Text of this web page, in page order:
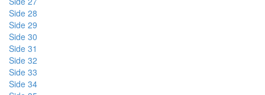
Side 28
Side 29
Side 30
Side 31
Side 32
Side 33
Side 34